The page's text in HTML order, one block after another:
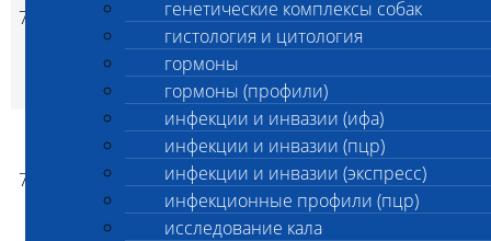
генетические комплексы собак
гистология и цитология
гормоны
гормоны (профили)
инфекции и инвазии (ифа)
инфекции и инвазии (пцр)
инфекции и инвазии (экспресс)
инфекционные профили (пцр)
исследование кала
7001
смывов с
поверхностей на
качество
дезинфекции
1 000p 1 000p да
7002
Санитарно-
микробиологические
исследование
воздуха (в 1 м3
воздуха)
1 000p 1 000p да